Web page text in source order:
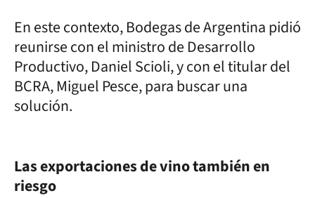
En este contexto, Bodegas de Argentina pidió
reunirse con el ministro de Desarrollo
Productivo, Daniel Scioli, y con el titular del
BCRA, Miguel Pesce, para buscar una
solución.
Las exportaciones de vino también en
riesgo